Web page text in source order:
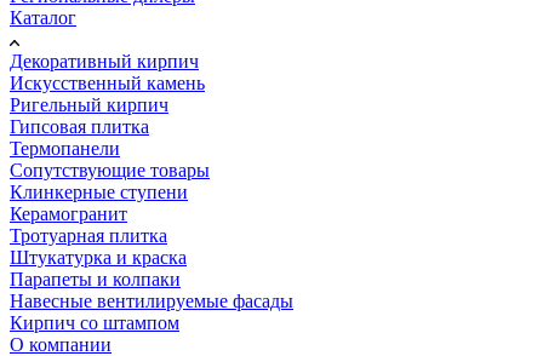
Каталог
Декоративный кирпич
Искусственный камень
Ригельный кирпич
Гипсовая плитка
Термопанели
Сопутствующие товары
Клинкерные ступени
Керамогранит
Тротуарная плитка
Штукатурка и краска
Парапеты и колпаки
Навесные вентилируемые фасады
Кирпич со штампом
О компании